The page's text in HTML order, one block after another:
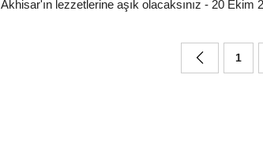
Akhisar'ın lezzetlerine aşık olacaksınız - 20 Ekim
1